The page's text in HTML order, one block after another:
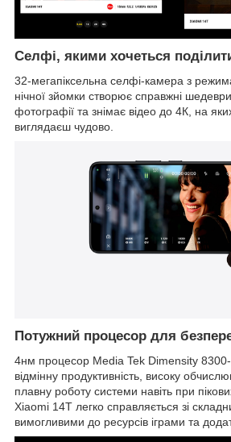
Селфі, якими хочеться
32-мегапіксельна селфі-камера з
нічної зйомки створює справжні
фотографії та знімає відео до 4К, на
виглядаєш чудово.
Потужний процесор для
4нм процесор Media Tek Dimensity
відмінну продуктивність, високу
плавну роботу системи навіть при
Xiaomi 14T легко справляється зі
вимогливими до ресурсів іграми та